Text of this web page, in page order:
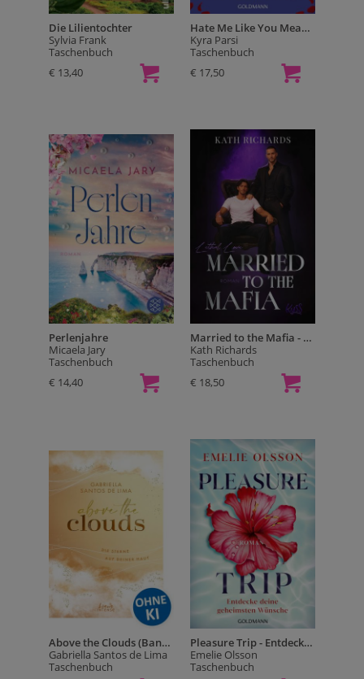
Die Lilientochter
Sylvia Frank
Taschenbuch
€ 13,40
Hate Me Like You Mean It
Kyra Parsi
Taschenbuch
€ 17,50
Perlenjahre
Micaela Jary
Taschenbuch
€ 14,40
Married to the Mafia - Lethal Love
Kath Richards
Taschenbuch
€ 18,50
Above the Clouds (Band 3) - Die Sterne auf deiner Haut
Gabriella Santos de Lima
Taschenbuch
Pleasure Trip - Entdecke deine geheimsten Wünsche
Emelie Olsson
Taschenbuch